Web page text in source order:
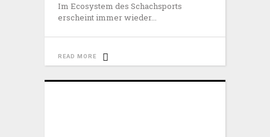
Im Ecosystem des Schachsports
erscheint immer wieder
READ MORE